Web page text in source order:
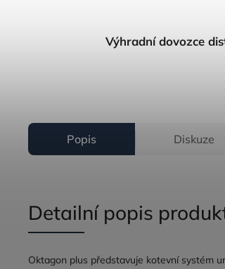
Výhradní dovozce
Popis Diskuze
Detailní popis
Oktagon plus představuje kotevní systém